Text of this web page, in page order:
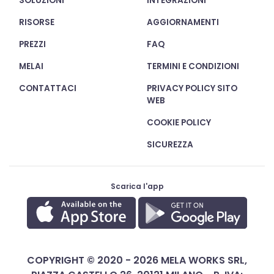
RISORSE
PREZZI
MELAI
CONTATTACI
AGGIORNAMENTI
FAQ
TERMINI E CONDIZIONI
PRIVACY POLICY SITO
WEB
COOKIE POLICY
SICUREZZA
Scarica l'app
COPYRIGHT © 2020 - 2026 MELA WORKS SRL,